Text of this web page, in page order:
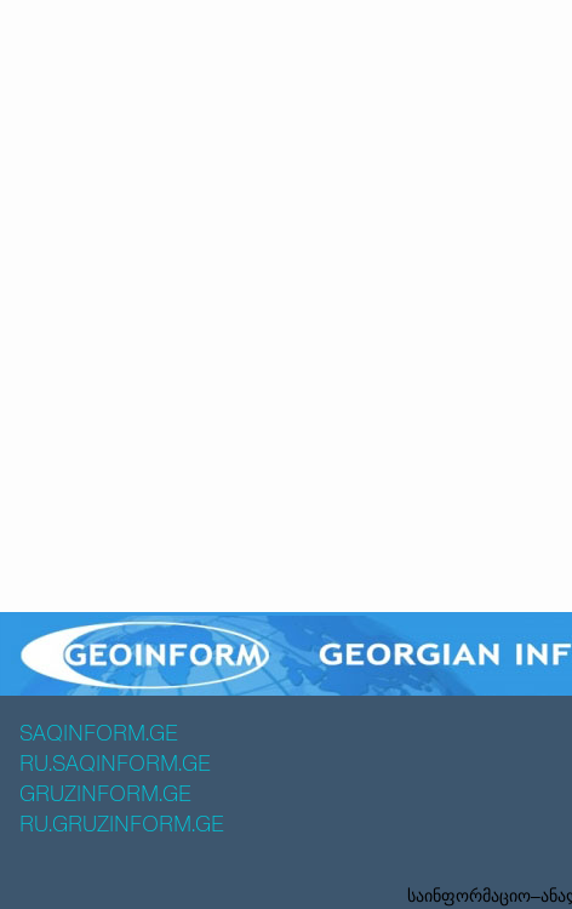
SAQINFORM.GE
RU.SAQINFORM.GE
GRUZINFORM.GE
RU.GRUZINFORM.GE